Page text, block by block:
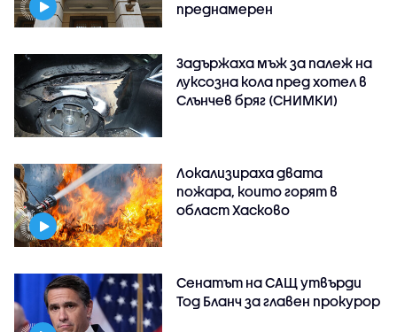
преднамерен
Задържаха мъж за палеж на
луксозна кола пред хотел в
Слънчев бряг (СНИМКИ)
Локализираха двата
пожара, които горят в
област Хасково
Сенатът на САЩ утвърди
Тод Бланч за главен прокурор